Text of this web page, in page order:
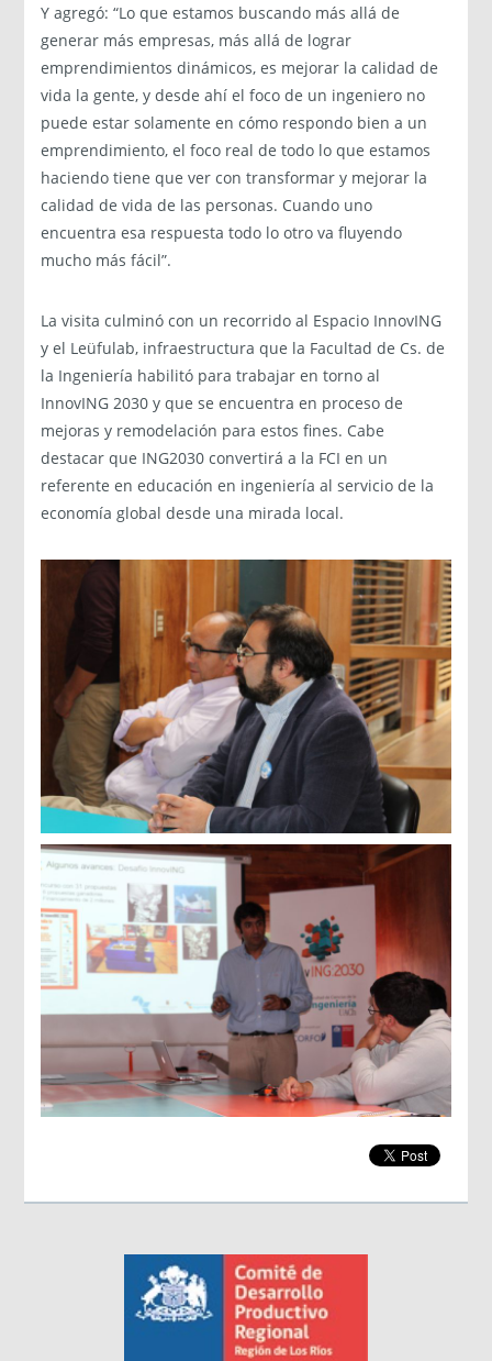
Y agregó: “Lo que estamos buscando más allá de
generar más empresas, más allá de lograr
emprendimientos dinámicos, es mejorar la calidad de
vida la gente, y desde ahí el foco de un ingeniero no
puede estar solamente en cómo respondo bien a un
emprendimiento, el foco real de todo lo que estamos
haciendo tiene que ver con transformar y mejorar la
calidad de vida de las personas. Cuando uno
encuentra esa respuesta todo lo otro va fluyendo
mucho más fácil”.
La visita culminó con un recorrido al Espacio InnovING
y el Leüfulab, infraestructura que la Facultad de Cs. de
la Ingeniería habilitó para trabajar en torno al
InnovING 2030 y que se encuentra en proceso de
mejoras y remodelación para estos fines. Cabe
destacar que ING2030 convertirá a la FCI en un
referente en educación en ingeniería al servicio de la
economía global desde una mirada local.